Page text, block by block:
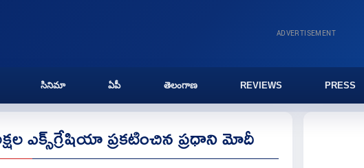
ADVERTISEMENT
సినిమా ఏపీ తెలంగాణ REVIEWS PRESS
ఎక్స్‌గ్రేషియా ప్రకటించిన ప్రధాని మోదీ